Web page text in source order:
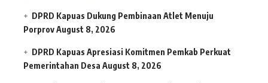
DPRD Kapuas Dukung Pembinaan Atlet Menuju
PorprovAugust 8, 2026
DPRD Kapuas Apresiasi Komitmen Pemkab Perkuat
Pemerintahan Desa August 8, 2026